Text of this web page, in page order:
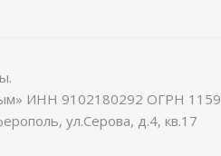
ИНН 9102180292 ОГРН
ул.Серова, д.4, кв.17